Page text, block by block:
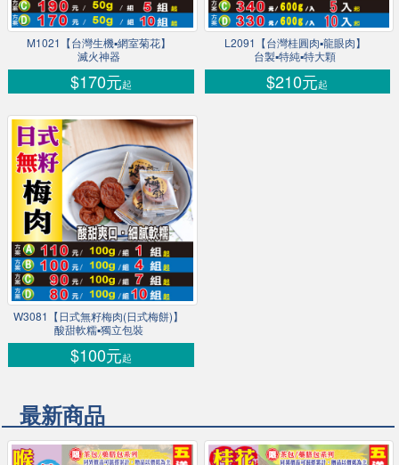
M1021【台灣生機▪網室菊花】
滅火神器
$170元起
L2091【台灣桂圓肉▪龍眼肉】
台製▪特純▪特大顆
$210元起
W3081【日式無籽梅肉(日式梅餅)】
酸甜軟糯▪獨立包裝
$100元起
最新商品